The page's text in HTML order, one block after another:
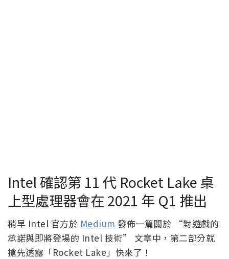
Intel 確認第 11 代 Rocket Lake 桌
上型處理器會在 2021 年 Q1 推出
稍早 Intel 官方於 Medium 發佈一篇關於 “對遊戲的
承諾與即將登場的 Intel 技術” 文章中，第二部分就
搶先透露「Rocket Lake」快來了！